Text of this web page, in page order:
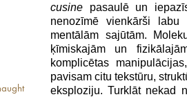
cusine pasaulē un
nenozīmē vienkārši
mentālām sajūtām.
ķīmiskajām un
komplicētas
pavisam citu tekstūru,
eksploziju. Turklāt nekad